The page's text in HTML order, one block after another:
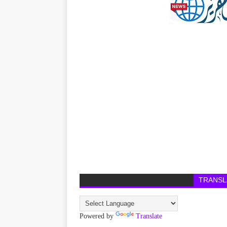
Powered by Translate